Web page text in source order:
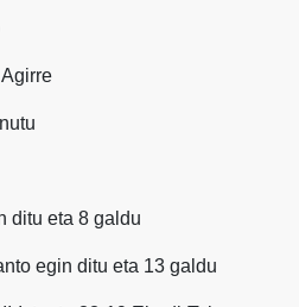
ditu eta 8 galdu
egin ditu eta 13 galdu